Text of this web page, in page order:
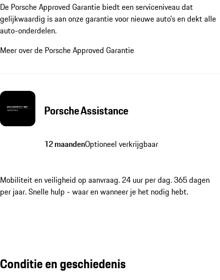
De Porsche Approved Garantie biedt een serviceniveau dat
gelijkwaardig is aan onze garantie voor nieuwe auto's en dekt alle
auto-onderdelen.
Meer over de Porsche Approved Garantie
Porsche Assistance
12 maandenOptioneel verkrijgbaar
Mobiliteit en veiligheid op aanvraag. 24 uur per dag. 365 dagen
per jaar. Snelle hulp - waar en wanneer je het nodig hebt.
Conditie en geschiedenis